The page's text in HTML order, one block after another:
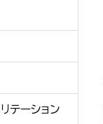
テーション